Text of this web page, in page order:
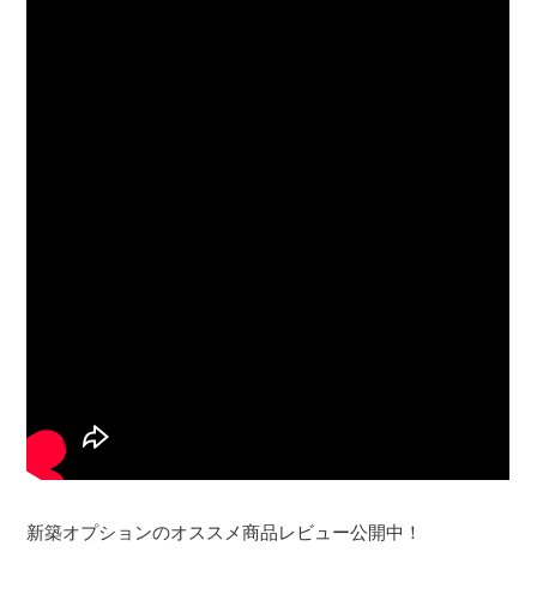
新築オプションのオススメ商品レビュー公開中！